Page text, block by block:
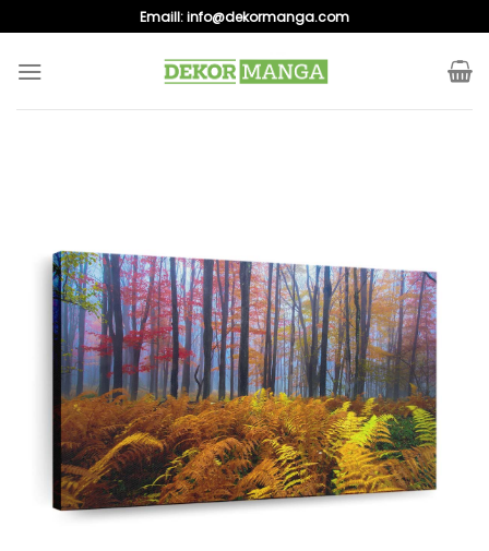
to
content
Emaill:info@dekormanga.com